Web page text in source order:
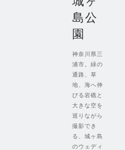
島公
園
神奈川県三
浦市。緑の
通路、草
地、海へ伸
びる岩礁と
大きな空を
巡りながら
撮影でき
る、城ヶ島
のウェディ